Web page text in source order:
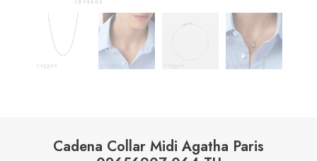
Cadena Collar Midi Agatha Paris